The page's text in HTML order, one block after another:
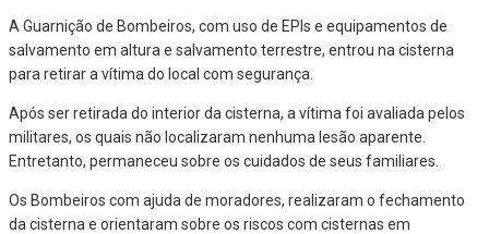
A Guarnição de Bombeiros, com uso de EPIs e equipamentos de
salvamento em altura e salvamento terrestre, entrou na cisterna
para retirar a vítima do local com segurança.
Após ser retirada do interior da cisterna, a vítima foi avaliada pelos
militares, os quais não localizaram nenhuma lesão aparente.
Entretanto, permaneceu sobre os cuidados de seus familiares.
Os Bombeiros com ajuda de moradores, realizaram o fechamento
da cisterna e orientaram sobre os riscos com cisternas em